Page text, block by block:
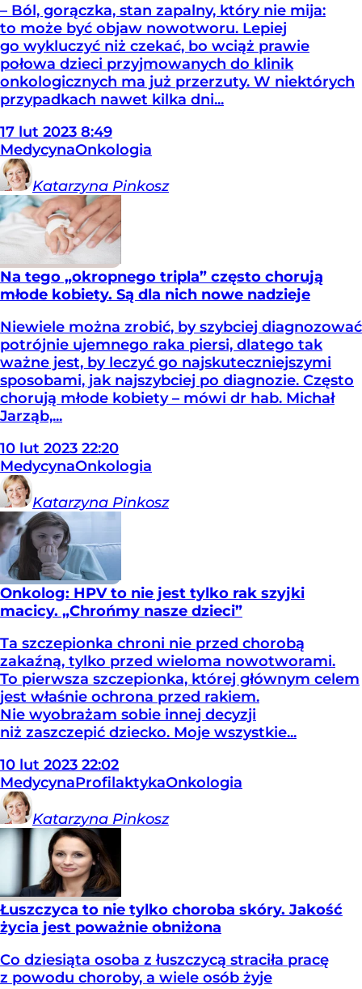
– Ból, gorączka, stan zapalny, który nie mija:
to może być objaw nowotworu. Lepiej
go wykluczyć niż czekać, bo wciąż prawie
połowa dzieci przyjmowanych do klinik
onkologicznych ma już przerzuty. W niektórych
przypadkach nawet kilka dni...
17 lut 2023 8:49
MedycynaOnkologia
Katarzyna Pinkosz
Na tego „okropnego tripla” często chorują
młode kobiety. Są dla nich nowe nadzieje
Niewiele można zrobić, by szybciej diagnozować
potrójnie ujemnego raka piersi, dlatego tak
ważne jest, by leczyć go najskuteczniejszymi
sposobami, jak najszybciej po diagnozie. Często
chorują młode kobiety – mówi dr hab. Michał
Jarząb,...
10 lut 2023 22:20
MedycynaOnkologia
Katarzyna Pinkosz
Onkolog: HPV to nie jest tylko rak szyjki
macicy. „Chrońmy nasze dzieci”
Ta szczepionka chroni nie przed chorobą
zakaźną, tylko przed wieloma nowotworami.
To pierwsza szczepionka, której głównym celem
jest właśnie ochrona przed rakiem.
Nie wyobrażam sobie innej decyzji
niż zaszczepić dziecko. Moje wszystkie...
10 lut 2023 22:02
MedycynaProfilaktykaOnkologia
Katarzyna Pinkosz
Łuszczyca to nie tylko choroba skóry. Jakość
życia jest poważnie obniżona
Co dziesiąta osoba z łuszczycą straciła pracę
z powodu choroby, a wiele osób żyje